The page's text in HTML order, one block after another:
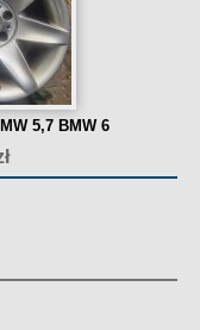
5,7 BMW 6